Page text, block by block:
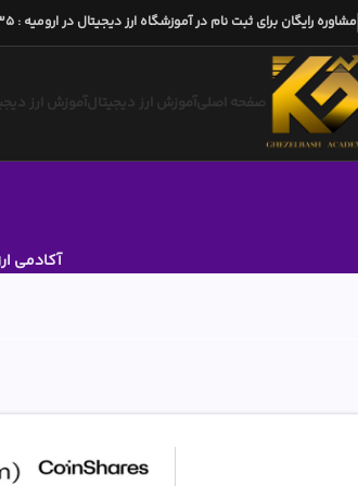
مشاوره رایگان برای ثبت نام در آموزشگاه ارز دیجیتال در ارومیه :
صفحه اصلیآموزش ارز دیجیتالآموزش ارز
آکادمی